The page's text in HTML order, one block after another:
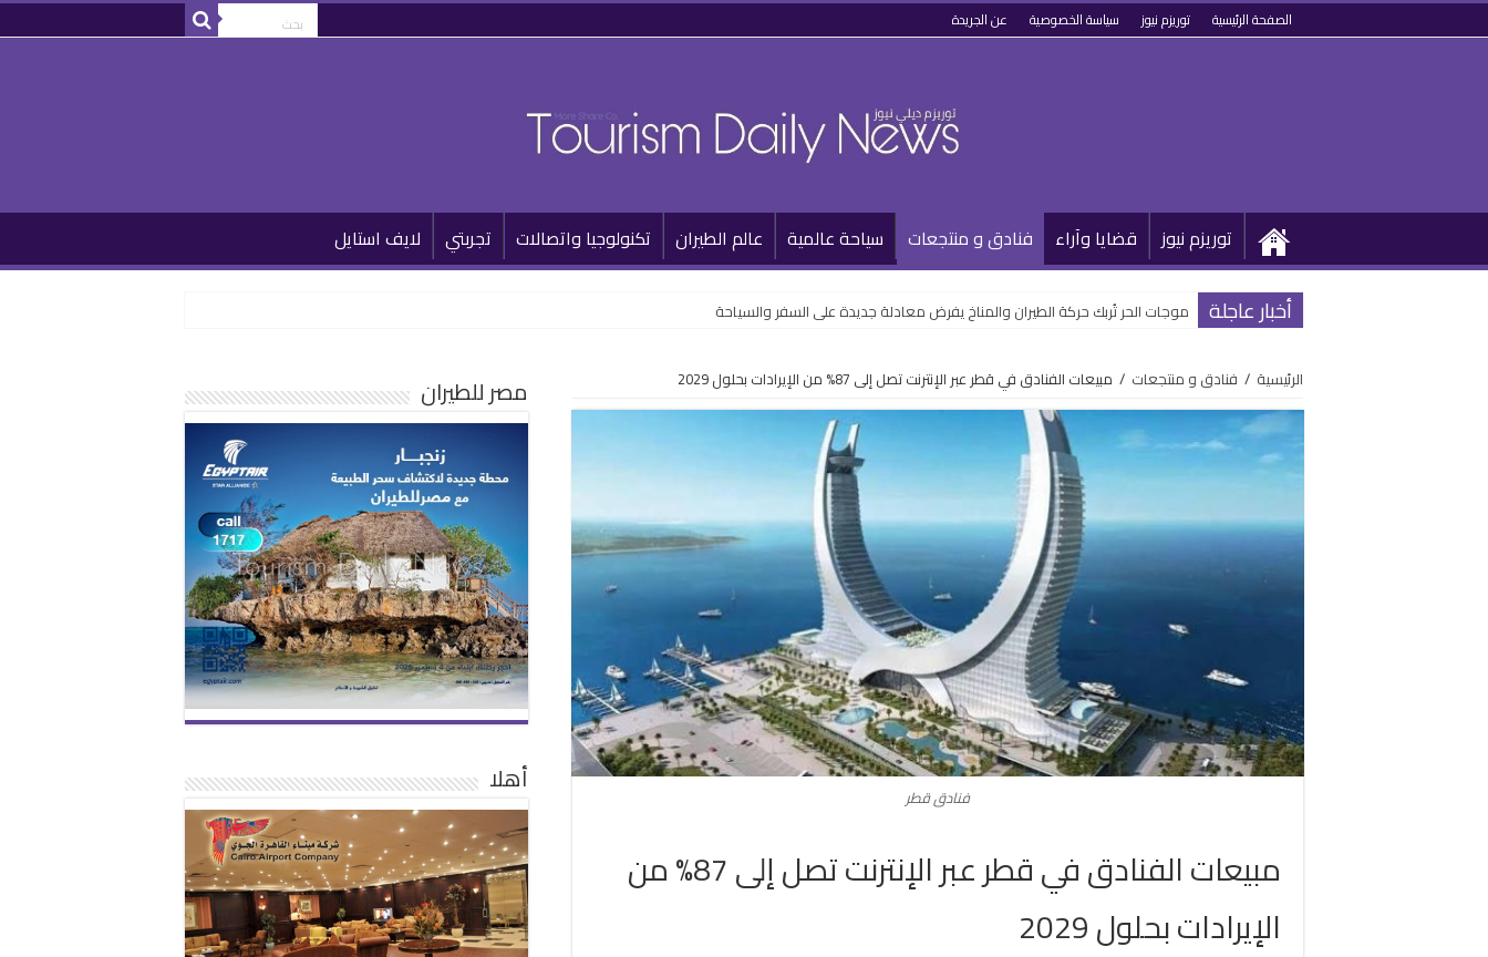
الصفحة الرئيسية توريزم نيوز سياسة الخصوصية عن الجريدة
توريزم نيوز قضايا وآراء فنادق و منتجعات سياحة عالمية عالم الطيران تكنولوجيا واتصالات تجربتي لايف استايل
أخبار عاجلة موجات الحر تُربك حركة الطيران والمناخ يفرض معادلة جديدة على السفر والسياحة
الرئيسية / فنادق و منتجعات / مبيعات الفنادق في قطر عبر الإنترنت تصل إلى 87% من الإيرادات بحلول 2029
فنادق قطر
مبيعات الفنادق في قطر عبر الإنترنت تصل إلى 87% من
الإيرادات بحلول 2029
مصر للطيران
أهلا